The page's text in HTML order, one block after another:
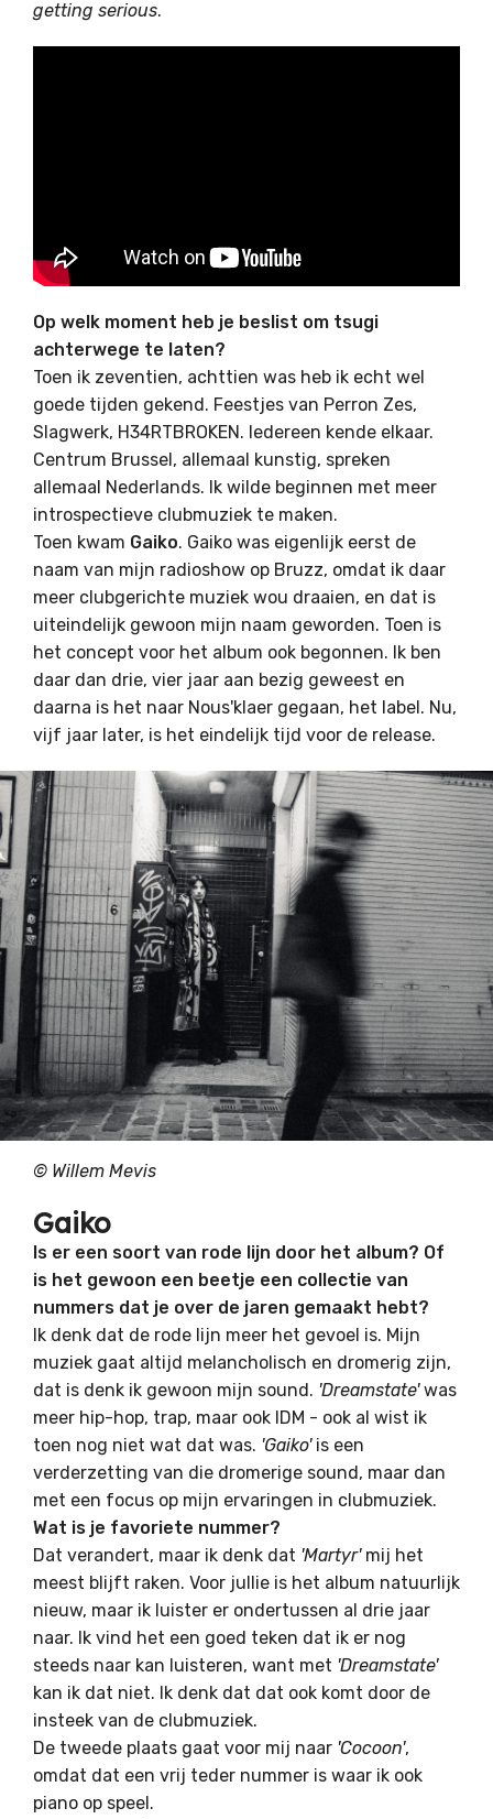
getting serious.
Op welk moment heb je beslist om tsugi
achterwege te laten?
Toen ik zeventien, achttien was heb ik echt wel
goede tijden gekend. Feestjes van Perron Zes,
Slagwerk, H34RTBROKEN. Iedereen kende elkaar.
Centrum Brussel, allemaal kunstig, spreken
allemaal Nederlands. Ik wilde beginnen met meer
introspectieve clubmuziek te maken.
Toen kwam Gaiko. Gaiko was eigenlijk eerst de
naam van mijn radioshow op Bruzz, omdat ik daar
meer clubgerichte muziek wou draaien, en dat is
uiteindelijk gewoon mijn naam geworden. Toen is
het concept voor het album ook begonnen. Ik ben
daar dan drie, vier jaar aan bezig geweest en
daarna is het naar Nous'klaer gegaan, het label. Nu,
vijf jaar later, is het eindelijk tijd voor de release.
© Willem Mevis
Gaiko
Is er een soort van rode lijn door het album? Of
is het gewoon een beetje een collectie van
nummers dat je over de jaren gemaakt hebt?
Ik denk dat de rode lijn meer het gevoel is. Mijn
muziek gaat altijd melancholisch en dromerig zijn,
dat is denk ik gewoon mijn sound. 'Dreamstate'was
meer hip-hop, trap, maar ook IDM - ook al wist ik
toen nog niet wat dat was. 'Gaiko'is een
verderzetting van die dromerige sound, maar dan
met een focus op mijn ervaringen in clubmuziek.
Wat is je favoriete nummer?
Dat verandert, maar ik denk dat 'Martyr'mij het
meest blijft raken. Voor jullie is het album natuurlijk
nieuw, maar ik luister er ondertussen al drie jaar
naar. Ik vind het een goed teken dat ik er nog
steeds naar kan luisteren, want met 'Dreamstate'
kan ik dat niet. Ik denk dat dat ook komt door de
insteek van de clubmuziek.
De tweede plaats gaat voor mij naar 'Cocoon',
omdat dat een vrij teder nummer is waar ik ook
piano op speel.